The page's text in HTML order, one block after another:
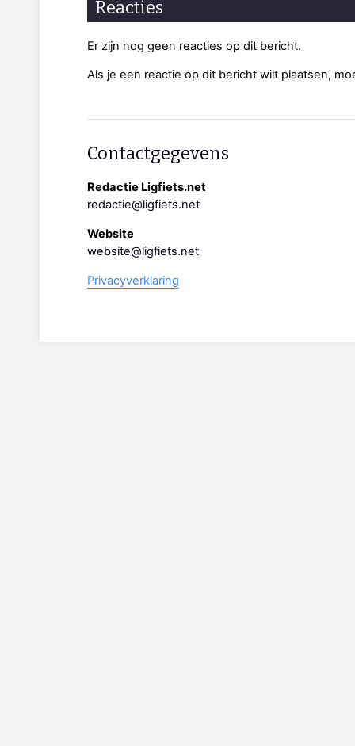
Reacties
Er zijn nog geen reacties op dit bericht.
Als je een reactie op dit bericht wilt plaatsen,
Contactgegevens
Redactie Ligfiets.net
redactie@ligfiets.net
Website
website@ligfiets.net
Privacyverklaring